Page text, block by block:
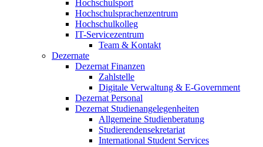
Hochschulsport
Hochschulsprachenzentrum
Hochschulkolleg
IT-Servicezentrum
Team & Kontakt
Dezernate
Dezernat Finanzen
Zahlstelle
Digitale Verwaltung & E-Government
Dezernat Personal
Dezernat Studienangelegenheiten
Allgemeine Studienberatung
Studierendensekretariat
International Student Services